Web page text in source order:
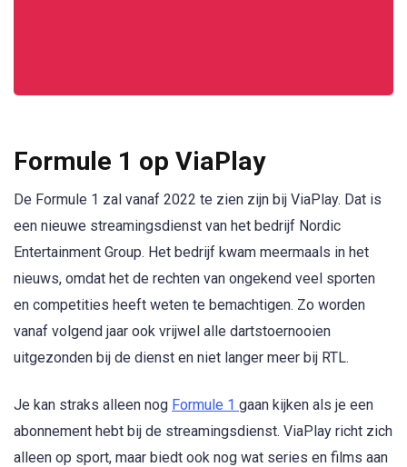
Formule 1 op ViaPlay
De Formule 1 zal vanaf 2022 te zien zijn bij ViaPlay. Dat is
een nieuwe streamingsdienst van het bedrijf Nordic
Entertainment Group. Het bedrijf kwam meermaals in het
nieuws, omdat het de rechten van ongekend veel sporten
en competities heeft weten te bemachtigen. Zo worden
vanaf volgend jaar ook vrijwel alle dartstoernooien
uitgezonden bij de dienst en niet langer meer bij RTL.
Je kan straks alleen nog Formule 1 gaan kijken als je een
abonnement hebt bij de streamingsdienst. ViaPlay richt zich
alleen op sport, maar biedt ook nog wat series en films aan